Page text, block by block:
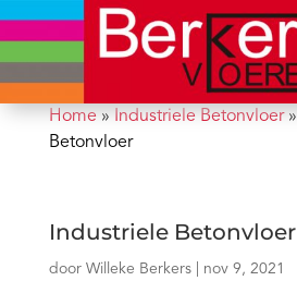
Home» Industriele Betonvloer»
Betonvloer
Industriele Betonvloer
door Willeke Berkers| nov 9, 2021